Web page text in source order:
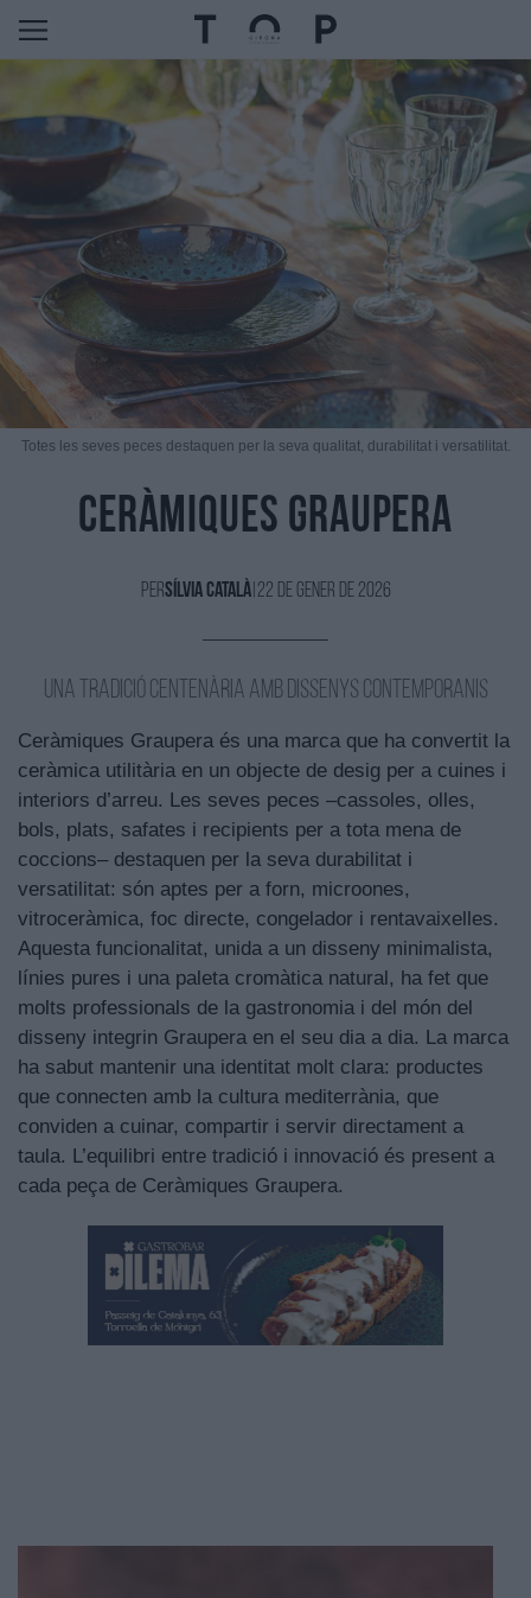
Totes les seves peces destaquen per la seva qualitat, durabilitat i versatilitat.
Ceràmiques Graupera
PerSílvia Català| 22 de Gener de 2026
Una tradició centenària amb dissenys contemporanis
Ceràmiques Graupera és una marca que ha convertit la
ceràmica utilitària en un objecte de desig per a cuines i
interiors d’arreu. Les seves peces –cassoles, olles,
bols, plats, safates i recipients per a tota mena de
coccions– destaquen per la seva durabilitat i
versatilitat: són aptes per a forn, microones,
vitroceràmica, foc directe, congelador i rentavaixelles.
Aquesta funcionalitat, unida a un disseny minimalista,
línies pures i una paleta cromàtica natural, ha fet que
molts professionals de la gastronomia i del món del
disseny integrin Graupera en el seu dia a dia. La marca
ha sabut mantenir una identitat molt clara: productes
que connecten amb la cultura mediterrània, que
conviden a cuinar, compartir i servir directament a
taula. L’equilibri entre tradició i innovació és present a
cada peça de Ceràmiques Graupera.